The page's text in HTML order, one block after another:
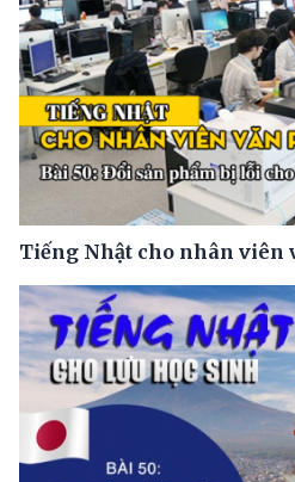
Tiếng Nhật cho nhân viên